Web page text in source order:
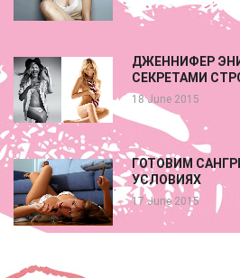
ДЖЕННИФЕР
СЕКРЕТАМИ
18 June 2015
ГОТОВИМ
УСЛОВИЯХ
17 June 2015